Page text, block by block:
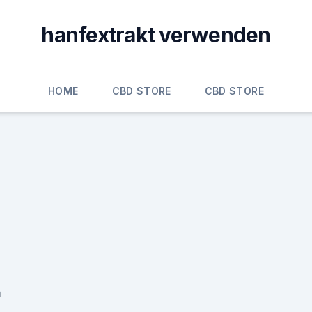
hanfextrakt verwenden
HOME CBD STORE CBD STORE